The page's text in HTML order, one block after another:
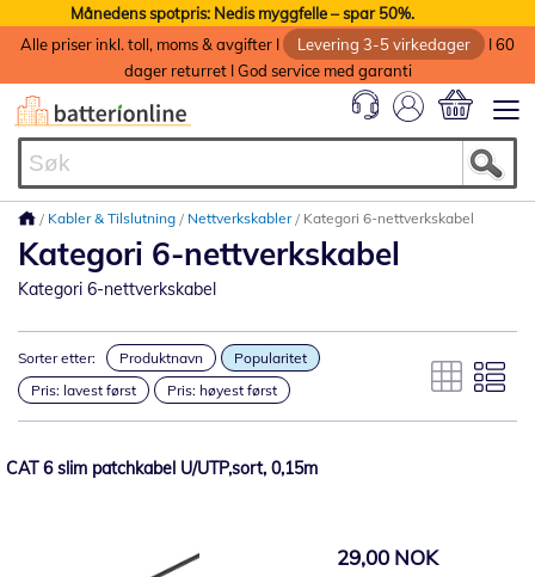
Månedens spotpris: Nedis myggfelle – spar 50%.
Alle priser inkl. toll, moms & avgifter I
Levering 3-5 virkedager
I 60
dager returret I God service med garanti
Kabler & Tilslutning Nettverkskabler Kategori 6-nettverkskabel
Kategori 6-nettverkskabel
Kategori 6-nettverkskabel
Sorter etter: Produktnavn
Popularitet
Pris: lavest først
Pris: høyest først
CAT 6 slim patchkabel U/UTP,sort, 0,15m
29,00 NOK